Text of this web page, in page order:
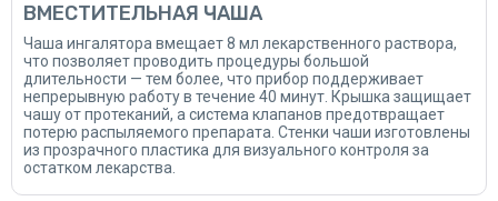
ВМЕСТИТЕЛЬНАЯ ЧАША
Чаша ингалятора вмещает 8 мл лекарственного раствора,
что позволяет проводить процедуры большой
длительности — тем более, что прибор поддерживает
непрерывную работу в течение 40 минут. Крышка защищает
чашу от протеканий, а система клапанов предотвращает
потерю распыляемого препарата. Стенки чаши изготовлены
из прозрачного пластика для визуального контроля за
остатком лекарства.